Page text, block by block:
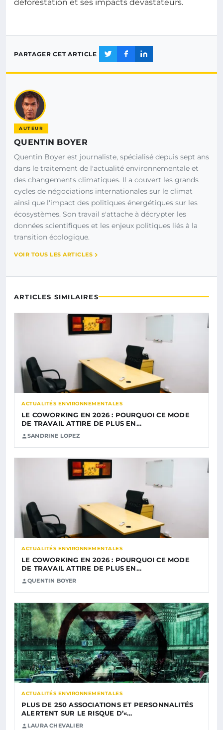
déforestation et ses impacts dévastateurs.
PARTAGER CET ARTICLE
AUTEUR
QUENTIN BOYER
Quentin Boyer est journaliste, spécialisé depuis sept ans
dans le traitement de l'actualité environnementale et
des changements climatiques. Il a couvert les grands
cycles de négociations internationales sur le climat
ainsi que l'impact des politiques énergétiques sur les
écosystèmes. Son travail s'attache à décrypter les
données scientifiques et les enjeux politiques liés à la
transition écologique.
VOIR TOUS LES ARTICLES
ARTICLES SIMILAIRES
ACTUALITÉS ENVIRONNEMENTALES
LE COWORKING EN 2026 : POURQUOI CE MODE
DE TRAVAIL ATTIRE DE PLUS EN…
SANDRINE LOPEZ
ACTUALITÉS ENVIRONNEMENTALES
LE COWORKING EN 2026 : POURQUOI CE MODE
DE TRAVAIL ATTIRE DE PLUS EN…
QUENTIN BOYER
ACTUALITÉS ENVIRONNEMENTALES
PLUS DE 250 ASSOCIATIONS ET PERSONNALITÉS
ALERTENT SUR LE RISQUE D’«…
LAURA CHEVALIER